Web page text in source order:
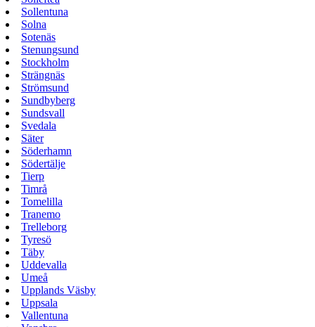
Sollentuna
Solna
Sotenäs
Stenungsund
Stockholm
Strängnäs
Strömsund
Sundbyberg
Sundsvall
Svedala
Säter
Söderhamn
Södertälje
Tierp
Timrå
Tomelilla
Tranemo
Trelleborg
Tyresö
Täby
Uddevalla
Umeå
Upplands Väsby
Uppsala
Vallentuna